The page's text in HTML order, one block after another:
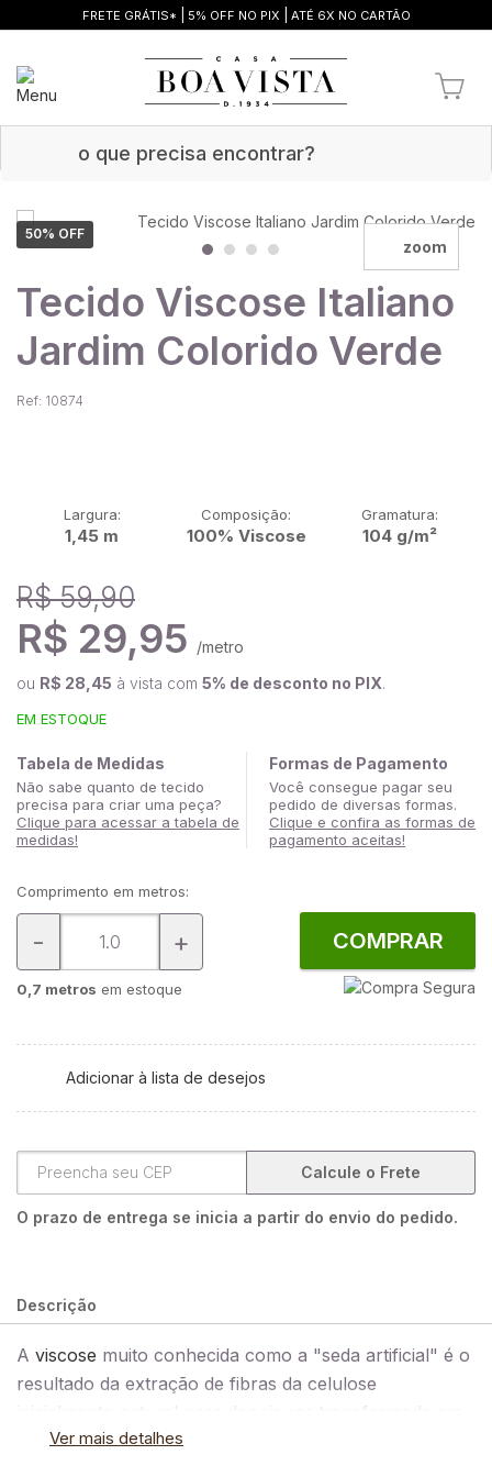
FRETE GRÁTIS* 5% OFF NO PIX ATÉ 6X NO CARTÃO
50% OFF
zoom
Tecido Viscose Italiano
Jardim Colorido Verde
Ref: 10874
Largura:
1,45 m
Composição:
100% Viscose
Gramatura:
104 g/m²
R$ 59,90
R$ 29,95 /metro
ou R$ 28,45 à vista com 5% de desconto no PIX.
EM ESTOQUE
Tabela de Medidas
Não sabe quanto de tecido
precisa para criar uma peça?
Clique para acessar a tabela de
medidas!
Formas de Pagamento
Você consegue pagar seu
pedido de diversas formas.
Clique e confira as formas de
pagamento aceitas!
Comprimento em metros:
- +
0,7 metros em estoque
COMPRAR
Adicionar à lista de desejos
Calcule o Frete
O prazo de entrega se inicia a partir do envio do pedido.
Descrição
A viscose muito conhecida como a "seda artificial" é o
resultado da extração de fibras da celulose
inicialmente natural para depois ser transformada em
fibra têxtil artificial. É um tipo de tecido flexível que se
Ver mais detalhes